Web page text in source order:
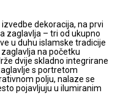
dekoracija, na prvi
zaglavlja – tri od ukupno
u duhu islamske tradicije
na početku
dvije skladno integrirane
s portretom
polju, nalaze se
pojavljuju u ilumiranim